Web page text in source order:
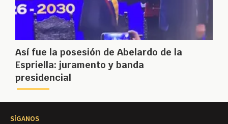
Así fue la posesión de Abelardo de la
Espriella: juramento y banda
presidencial
SÍGANOS